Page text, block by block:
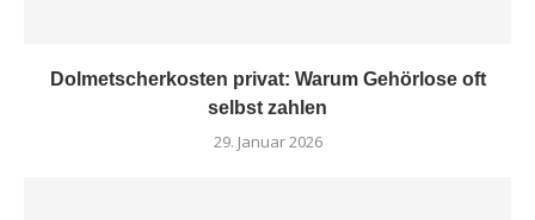
Dolmetscherkosten privat: Warum Gehörlose oft
selbst zahlen
29. Januar 2026